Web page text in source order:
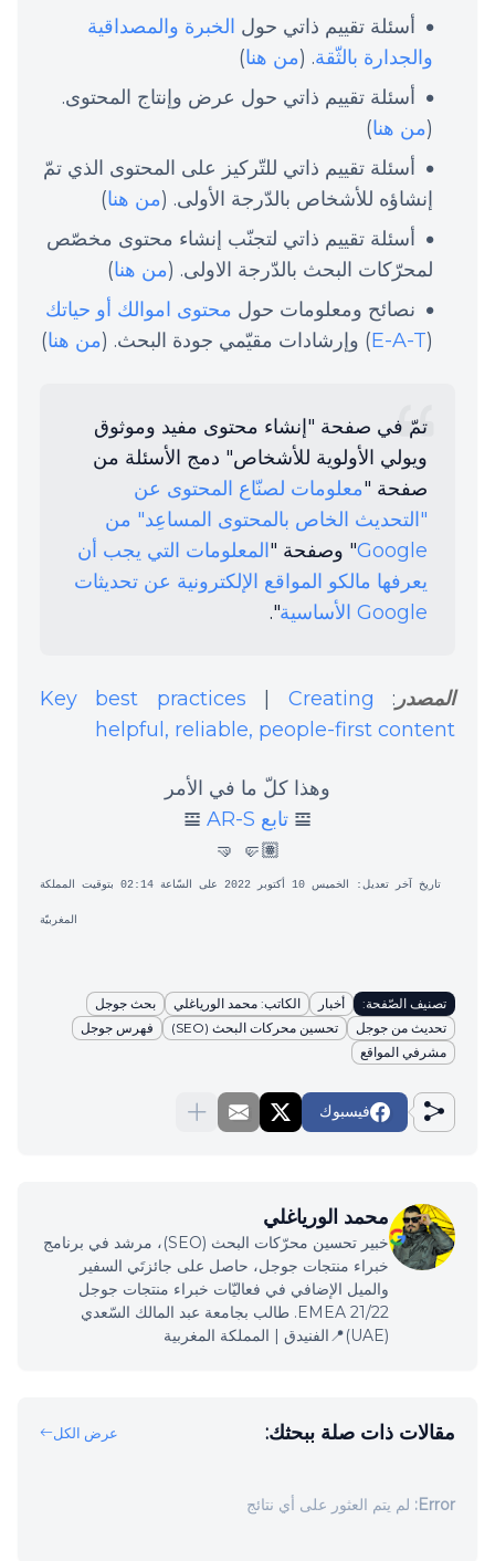
أسئلة تقييم ذاتي حول الخبرة والمصداقية
والجدارة بالثّقة. (من هنا)
أسئلة تقييم ذاتي حول عرض وإنتاج المحتوى.
(من هنا)
أسئلة تقييم ذاتي للتّركيز على المحتوى الذي تمّ
إنشاؤه للأشخاص بالدّرجة الأولى. (من هنا)
أسئلة تقييم ذاتي لتجنّب إنشاء محتوى مخصّص
لمحرّكات البحث بالدّرجة الاولى. (من هنا)
نصائح ومعلومات حول محتوى اموالك أو حياتك
(
E-A-T) وإرشادات مقيّمي جودة البحث. (من هنا)
تمّ في صفحة "إنشاء محتوى مفيد وموثوق
ويولي الأولوية للأشخاص" دمج الأسئلة من
صفحة "معلومات لصنّاع المحتوى عن
"التحديث الخاص بالمحتوى المساعِد" من
Google" وصفحة "المعلومات التي يجب أن
يعرفها مالكو المواقع الإلكترونية عن تحديثات
Google الأساسية
".
المصدر :
Key best practices
Creating
helpful, reliable, people-first content
وهذا كلّ ما في الأمر
𝌘 تابع AR-S
𝌘
🤛🏽 🤜
تاريخ آخر تعديل: الخميس 10 أكتوبر 2022 على السّاعة 02:14 بتوقيت المملكة
المغربيّة
تصنيف الصّفحة: أخبار الكاتب: محمد الورياغلي
بحث جوجل
تحديث من جوجل
تحسين محركات البحث (SEO)
فهرس جوجل
مشرفي المواقع
فيسبوك
محمد الورياغلي
خبير تحسين محرّكات البحث (SEO)، مرشد في برنامج
خبراء منتجات جوجل، حاصل على جائزتَي السفير
والميل الإضافي في فعاليّات خبراء منتجات جوجل
EMEA 21/22. طالب بجامعة عبد المالك السّعدي
(UAE)📍الفنيدق | المملكة المغربية
مقالات ذات صلة ببحثك: عرض الكل
Error: لم يتم العثور على أي نتائج